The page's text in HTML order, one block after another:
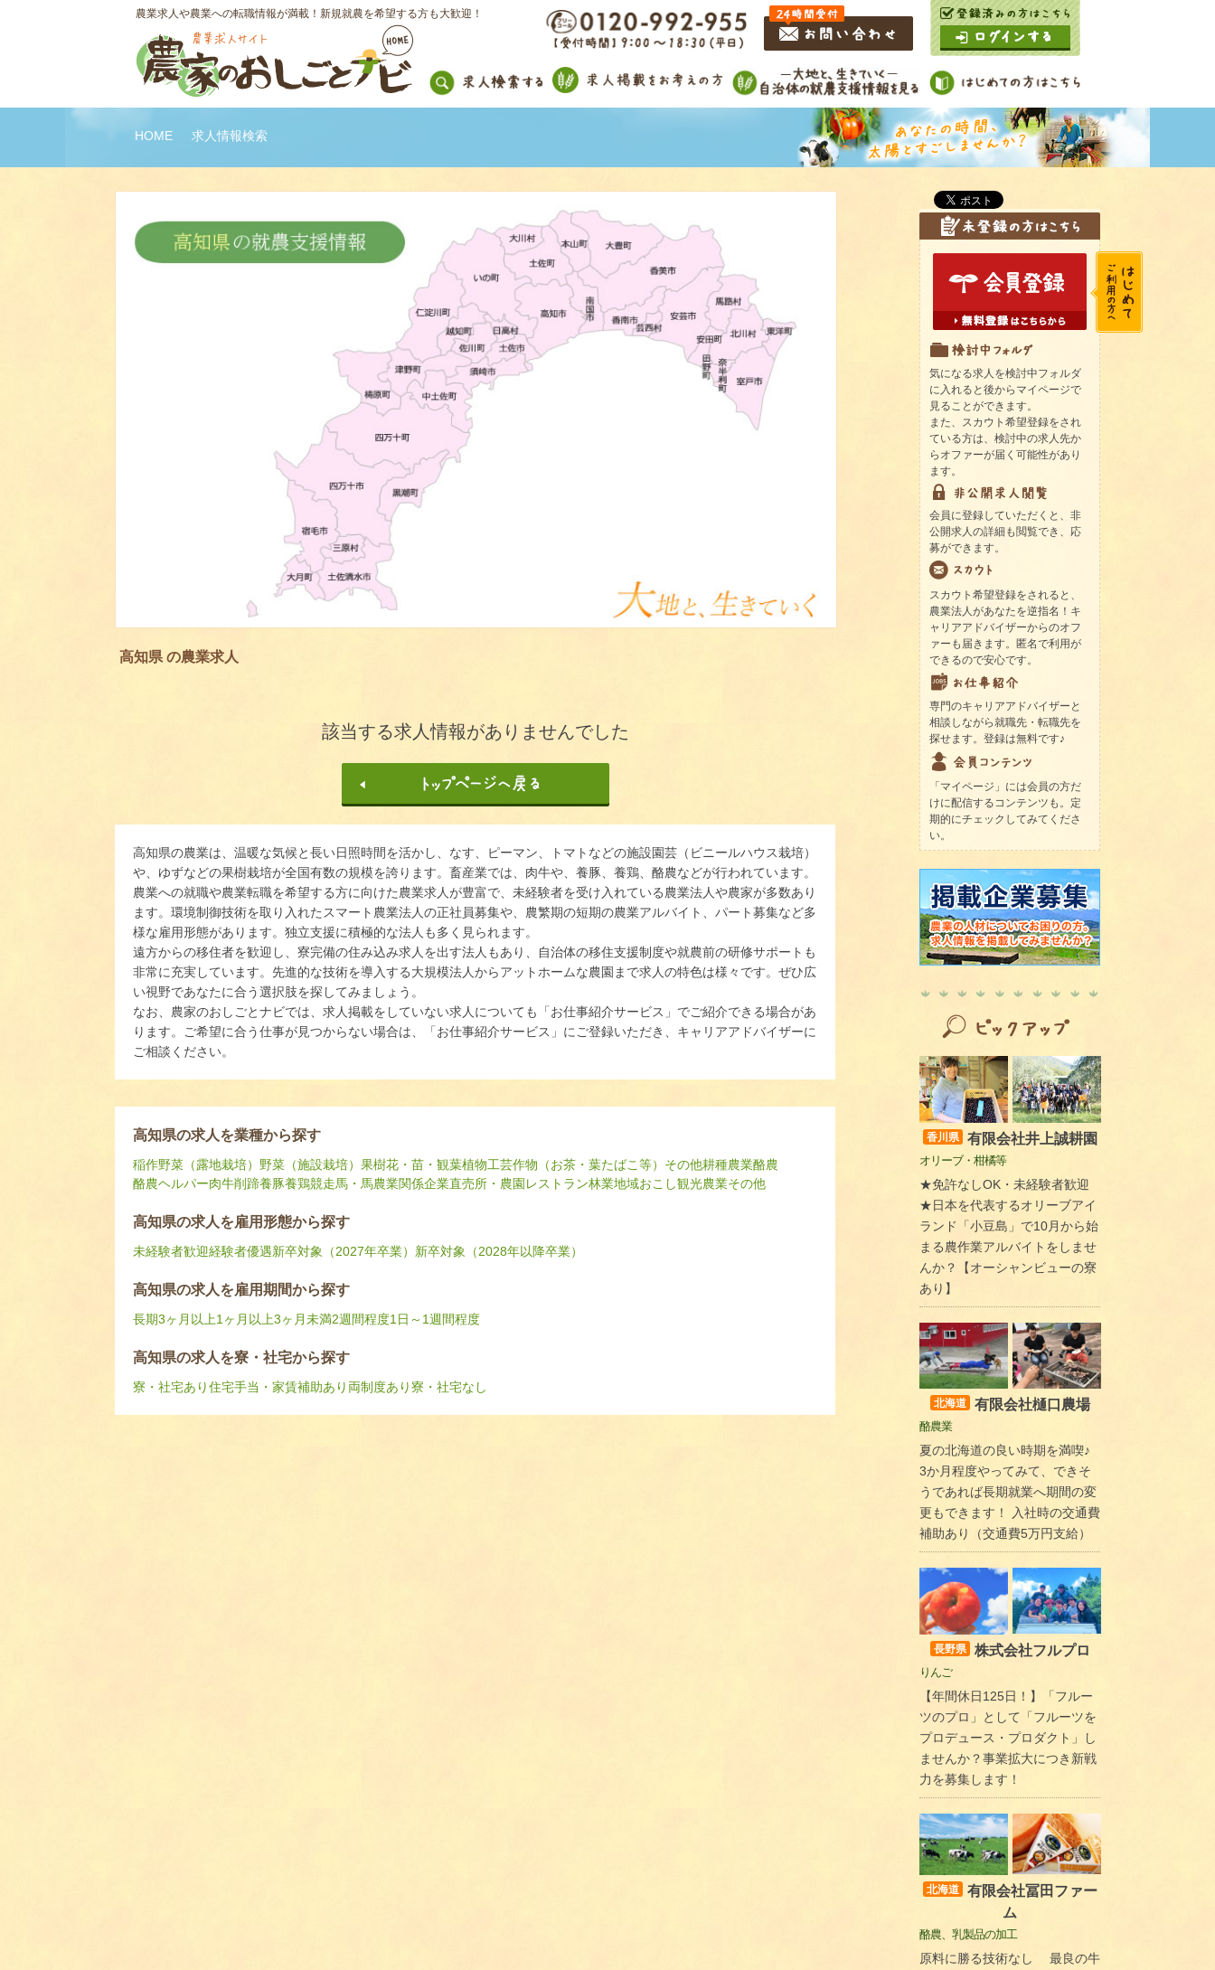
農業求人や農業への転職情報が満載！新規就農を希望する方も大歓迎！
HOME 求人情報検索
高知県 の農業求人
該当する求人情報がありませんでした
高知県の農業は、温暖な気候と長い日照時間を活かし、なす、ピーマン、トマトなどの施設園芸（ビニールハウス栽培）
や、ゆずなどの果樹栽培が全国有数の規模を誇ります。畜産業では、肉牛や、養豚、養鶏、酪農などが行われています。
農業への就職や農業転職を希望する方に向けた農業求人が豊富で、未経験者を受け入れている農業法人や農家が多数あり
ます。環境制御技術を取り入れたスマート農業法人の正社員募集や、農繁期の短期の農業アルバイト、パート募集など多
様な雇用形態があります。独立支援に積極的な法人も多く見られます。
遠方からの移住者を歓迎し、寮完備の住み込み求人を出す法人もあり、自治体の移住支援制度や就農前の研修サポートも
非常に充実しています。先進的な技術を導入する大規模法人からアットホームな農園まで求人の特色は様々です。ぜひ広
い視野であなたに合う選択肢を探してみましょう。
なお、農家のおしごとナビでは、求人掲載をしていない求人についても「お仕事紹介サービス」でご紹介できる場合があ
ります。ご希望に合う仕事が見つからない場合は、「お仕事紹介サービス」にご登録いただき、キャリアアドバイザーに
ご相談ください。
高知県の求人を業種から探す
稲作野菜（露地栽培） 野菜（施設栽培） 果樹花・苗・観葉植物工芸作物（お茶・葉たばこ等） その他耕種農業酪農
酪農ヘルパー肉牛削蹄養豚養鶏競走馬・馬農業関係企業直売所・農園レストラン林業地域おこし観光農業その他
高知県の求人を雇用形態から探す
未経験者歓迎経験者優遇新卒対象（2027年卒業） 新卒対象（2028年以降卒業）
高知県の求人を雇用期間から探す
長期3ヶ月以上1ヶ月以上3ヶ月未満2週間程度1日～1週間程度
高知県の求人を寮・社宅から探す
寮・社宅あり住宅手当・家賃補助あり 両制度あり寮・社宅なし
気になる求人を検討中フォルダ
に入れると後からマイページで
見ることができます。
また、スカウト希望登録をされ
ている方は、検討中の求人先か
らオファーが届く可能性があり
ます。
会員に登録していただくと、非
公開求人の詳細も閲覧でき、応
募ができます。
スカウト希望登録をされると、
農業法人があなたを逆指名！キ
ャリアアドバイザーからのオフ
ァーも届きます。匿名で利用が
できるので安心です。
専門のキャリアアドバイザーと
相談しながら就職先・転職先を
探せます。登録は無料です♪
「マイページ」には会員の方だ
けに配信するコンテンツも。定
期的にチェックしてみてくださ
い。
香川県 有限会社井上誠耕園
オリーブ・柑橘等
★免許なしOK・未経験者歓迎
★日本を代表するオリーブアイ
ランド「小豆島」で10月から始
まる農作業アルバイトをしませ
んか？【オーシャンビューの寮
あり】
北海道 有限会社樋口農場
酪農業
夏の北海道の良い時期を満喫♪
3か月程度やってみて、できそ
うであれば長期就業へ期間の変
更もできます！ 入社時の交通費
補助あり（交通費5万円支給）
長野県 株式会社フルプロ
りんご
【年間休日125日！】「フルー
ツのプロ」として「フルーツを
プロデュース・プロダクト」し
ませんか？事業拡大につき新戦
力を募集します！
北海道
有限会社冨田ファー
ム
酪農、乳製品の加工
原料に勝る技術なし 最良の牛